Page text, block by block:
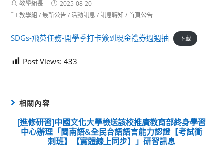
Post
author:
教學組長
Post
published:
2025-08-20
Post教學組 / 最新公告 / 活動訊息 / 訊息轉知 / 首頁公告
SDGs-飛英任務-開學季打卡簽到現金禮券週週抽 下載
Post Views: 433
相關內容
[進修研習]中國文化大學檢送該校推廣教育部終身學習
中心辦理「閩南語&全民台語語言能力認證【考試衝
刺班】【實體線上同步】」研習訊息